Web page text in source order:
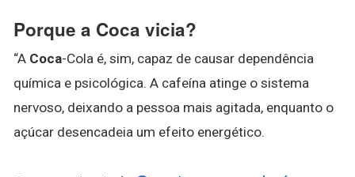
Porque a Coca vicia?
“A Coca-Cola é, sim, capaz de causar dependência
química e psicológica. A cafeína atinge o sistema
nervoso, deixando a pessoa mais agitada, enquanto o
açúcar desencadeia um efeito energético.